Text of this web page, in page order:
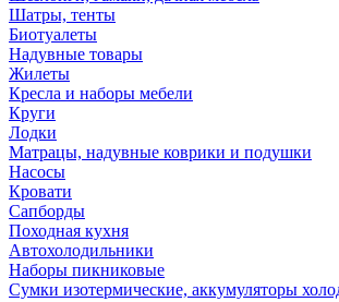
Шатры, тенты
Биотуалеты
Надувные товары
Жилеты
Кресла и наборы мебели
Круги
Лодки
Матрацы, надувные коврики и подушки
Насосы
Кровати
Сапборды
Походная кухня
Автохолодильники
Наборы пикниковые
Сумки изотермические, аккумуляторы